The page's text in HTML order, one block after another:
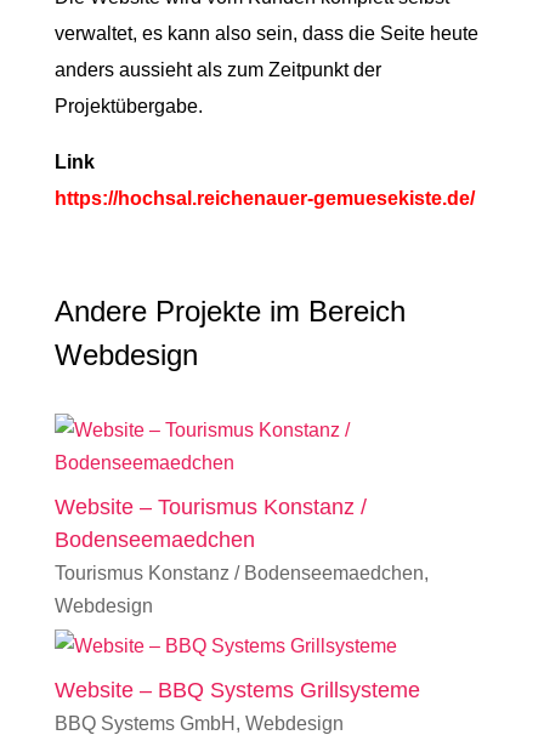
verwaltet, es kann also sein, dass die Seite heute
anders aussieht als zum Zeitpunkt der
Projektübergabe.
Link
https://hochsal.reichenauer-gemuesekiste.de/
Andere Projekte im Bereich
Webdesign
Website – Tourismus Konstanz /
Bodenseemaedchen
Tourismus Konstanz / Bodenseemaedchen,
Webdesign
Website – BBQ Systems Grillsysteme
BBQ Systems GmbH , Webdesign